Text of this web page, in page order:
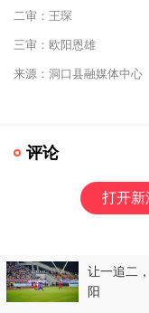
二审：王琛
三审：欧阳恩雄
来源：洞口县融媒体中心
评论
打开新
让一追二
阳